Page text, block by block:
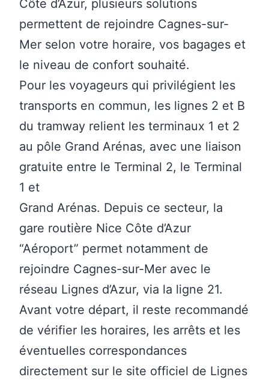
Côte d’Azur, plusieurs solutions
permettent de rejoindre Cagnes-sur-
Mer selon votre horaire, vos bagages et
le niveau de confort souhaité.
Pour les voyageurs qui privilégient les
transports en commun, les lignes 2 et B
du tramway relient les terminaux 1 et 2
au pôle Grand Arénas, avec une liaison
gratuite entre le Terminal 2, le Terminal
1 et
Grand Arénas. Depuis ce secteur, la
gare routière Nice Côte d’Azur
“Aéroport” permet notamment de
rejoindre Cagnes-sur-Mer avec le
réseau Lignes d’Azur, via la ligne 21.
Avant votre départ, il reste recommandé
de vérifier les horaires, les arrêts et les
éventuelles correspondances
directement sur le site officiel de Lignes